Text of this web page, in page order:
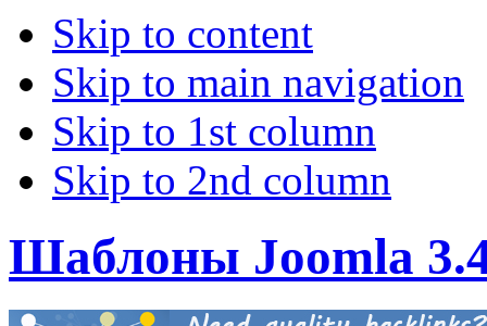
Skip to content
Skip to main navigation
Skip to 1st column
Skip to 2nd column
Шаблоны Joomla